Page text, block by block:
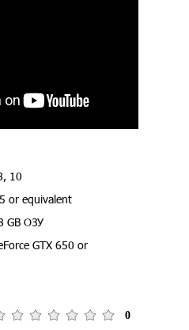
10
or equivalent
GB ОЗУ
GTX 650 or
0